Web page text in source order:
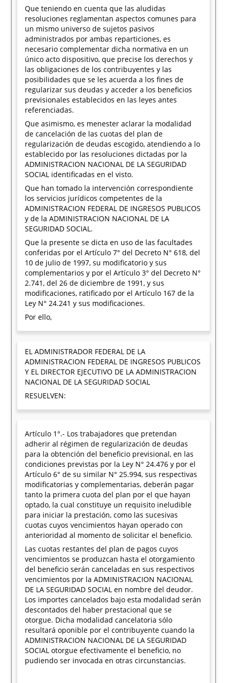
Que teniendo en cuenta que las aludidas
resoluciones reglamentan aspectos comunes para
un mismo universo de sujetos pasivos
administrados por ambas reparticiones, es
necesario complementar dicha normativa en un
único acto dispositivo, que precise los derechos y
las obligaciones de los contribuyentes y las
posibilidades que se les acuerda a los fines de
regularizar sus deudas y acceder a los beneficios
previsionales establecidos en las leyes antes
referenciadas.
Que asimismo, es menester aclarar la modalidad
de cancelación de las cuotas del plan de
regularización de deudas escogido, atendiendo a lo
establecido por las resoluciones dictadas por la
ADMINISTRACION NACIONAL DE LA SEGURIDAD
SOCIAL identificadas en el visto.
Que han tomado la intervención correspondiente
los servicios jurídicos competentes de la
ADMINISTRACION FEDERAL DE INGRESOS PUBLICOS
y de la ADMINISTRACION NACIONAL DE LA
SEGURIDAD SOCIAL.
Que la presente se dicta en uso de las facultades
conferidas por el Artículo 7° del Decreto N° 618, del
10 de julio de 1997, su modificatorio y sus
complementarios y por el Artículo 3° del Decreto N°
2.741, del 26 de diciembre de 1991, y sus
modificaciones, ratificado por el Artículo 167 de la
Ley N° 24.241 y sus modificaciones.
Por ello,
EL ADMINISTRADOR FEDERAL DE LA
ADMINISTRACION FEDERAL DE INGRESOS PUBLICOS
Y EL DIRECTOR EJECUTIVO DE LA ADMINISTRACION
NACIONAL DE LA SEGURIDAD SOCIAL
RESUELVEN:
Artículo 1°.- Los trabajadores que pretendan
adherir al régimen de regularización de deudas
para la obtención del beneficio previsional, en las
condiciones previstas por la Ley N° 24.476 y por el
Artículo 6° de su similar N° 25.994, sus respectivas
modificatorias y complementarias, deberán pagar
tanto la primera cuota del plan por el que hayan
optado, la cual constituye un requisito ineludible
para iniciar la prestación, como las sucesivas
cuotas cuyos vencimientos hayan operado con
anterioridad al momento de solicitar el beneficio.
Las cuotas restantes del plan de pagos cuyos
vencimientos se produzcan hasta el otorgamiento
del beneficio serán canceladas en sus respectivos
vencimientos por la ADMINISTRACION NACIONAL
DE LA SEGURIDAD SOCIAL en nombre del deudor.
Los importes cancelados bajo esta modalidad serán
descontados del haber prestacional que se
otorgue. Dicha modalidad cancelatoria sólo
resultará oponible por el contribuyente cuando la
ADMINISTRACION NACIONAL DE LA SEGURIDAD
SOCIAL otorgue efectivamente el beneficio, no
pudiendo ser invocada en otras circunstancias.